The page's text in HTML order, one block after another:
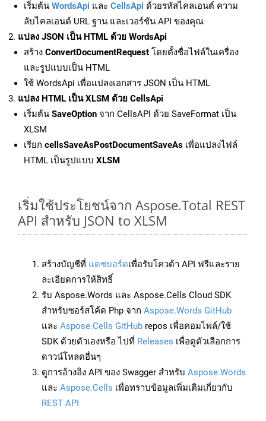
เริ่มต้น WordsApi และ CellsApi ด้วยรหัสไคลเอนต์ ความ
ลับไคลเอนต์ URL ฐาน และเวอร์ชัน API ของคุณ
แปลง JSON เป็น HTML ด้วย WordsApi
สร้าง ConvertDocumentRequest โดยตั้งชื่อไฟล์ในเครื่อง
และรูปแบบเป็น HTML
ใช้ WordsApi เพื่อแปลงเอกสาร JSON เป็น HTML
แปลง HTML เป็น XLSM ด้วย CellsApi
เริ่มต้น SaveOption จาก CellsAPI ด้วย SaveFormat เป็น
XLSM
เรียก cellsSaveAsPostDocumentSaveAs เพื่อแปลงไฟล์
HTML เป็นรูปแบบ XLSM
เริ่มใช้ประโยชน์จาก Aspose.Total REST
API สำหรับ JSON to XLSM
สร้างบัญชีที่ แดชบอร์ดเพื่อรับโควต้า API ฟรีและราย
ละเอียดการให้สิทธิ์
รับ Aspose.Words และ Aspose.Cells Cloud SDK
สำหรับซอร์สโค้ด Php จาก Aspose.Words GitHub
และ Aspose.Cells GitHub repos เพื่อคอมไพล์/ใช้
SDK ด้วยตัวเองหรือ ไปที่ Releases เพื่อดูตัวเลือกการ
ดาวน์โหลดอื่นๆ
ดูการอ้างอิง API ของ Swagger สำหรับ Aspose.Words
และ Aspose.Cells เพื่อทราบข้อมูลเพิ่มเติมเกี่ยวกับ
REST API